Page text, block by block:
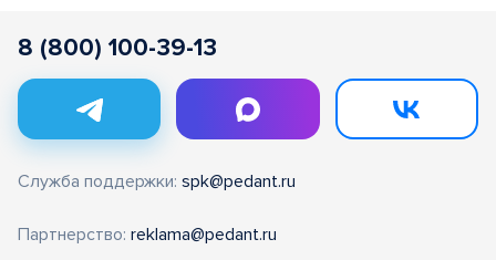
8 (800) 100-39-13
Служба поддержки: spk@pedant.ru
Партнерство: reklama@pedant.ru